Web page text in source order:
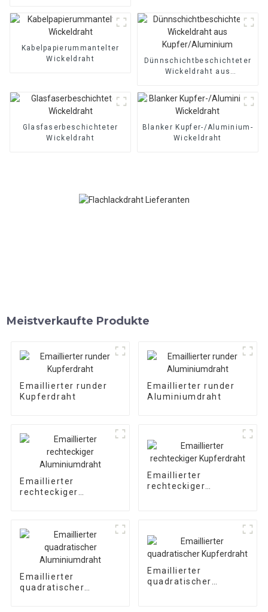
Kabelpapierummantelter
Wickeldraht
Dünnschichtbeschichteter
Wickeldraht aus
Glasfaserbeschichteter
Wickeldraht
Blanker Kupfer-/Aluminium-
Wickeldraht
Meistverkaufte Produkte
Emaillierter runder
Kupferdraht
Emaillierter runder
Aluminiumdraht
Emaillierter
rechteckiger
Emaillierter
rechteckiger
Emaillierter
quadratischer
Emaillierter
quadratischer